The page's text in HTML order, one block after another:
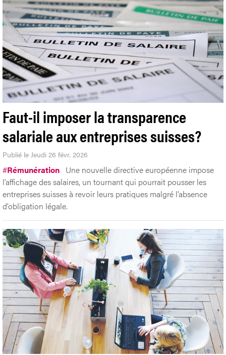
Faut-il imposer la transparence
salariale aux entreprises suisses?
Publié le Jeudi 26 févr. 2026
#Rémunération Une nouvelle directive européenne impose
l’affichage des salaires, un tournant qui pourrait pousser les
entreprises suisses à revoir leurs pratiques malgré l’absence
d’obligation légale.